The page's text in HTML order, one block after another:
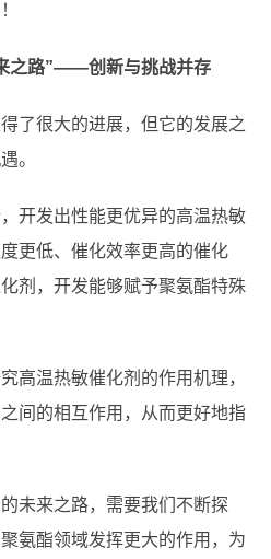
之路”——创新与挑战并存
了很大的进展，但它的发展之
。
开发出性能更优异的高温热敏
更低、催化效率更高的催化
剂，开发能够赋予聚氨酯特殊
高温热敏催化剂的作用机理，
间的相互作用，从而更好地指
未来之路，需要我们不断探
氨酯领域发挥更大的作用，为